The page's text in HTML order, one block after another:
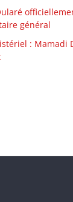
général
: Mamadi